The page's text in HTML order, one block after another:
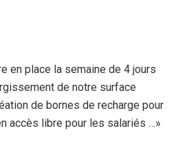
en place la semaine de 4 jours
de notre surface
de bornes de recharge pour
accès libre pour les salariés …»